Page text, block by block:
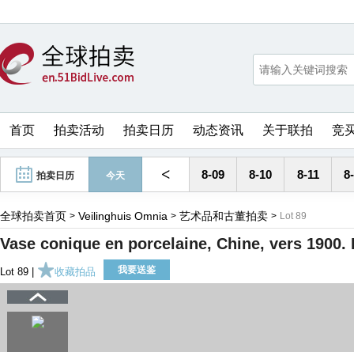
首页 拍卖活动 拍卖日历 动态资讯 关于联拍 竞
拍卖日历 今天 < 8-09 8-10 8-11
全球拍卖首页 > Veilinghuis Omnia > 艺术品和古董拍卖 > Lot 89
Vase conique en porcelaine, Chine, vers
Lot 89 | 收藏拍品 我要送鉴